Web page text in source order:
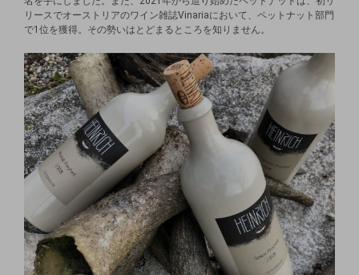
リースでオーストリアのワイン雑誌Vinariaにおいて、ペットナット部門
で1位を獲得。その勢いはとどまるところを知りません。